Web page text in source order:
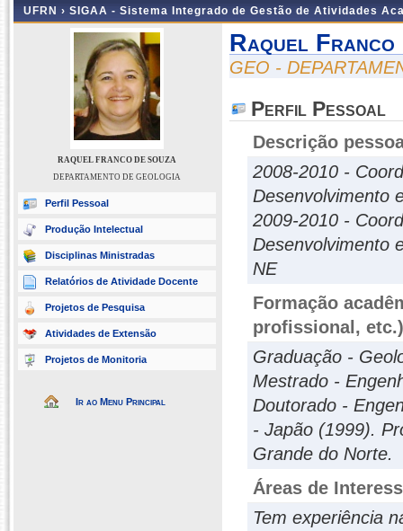
UFRN › SIGAA - Sistema Integrado de Gestão de Atividades
RAQUEL FRANCO DE SOUZA
DEPARTAMENTO DE GEOLOGIA
Perfil Pessoal
Produção Intelectual
Disciplinas Ministradas
Relatórios de Atividade Docente
Projetos de Pesquisa
Atividades de Extensão
Projetos de Monitoria
Ir ao Menu Principal
Raquel Franco
GEO -
Perfil Pessoal
Descrição
2008-2010 -
Desenvolvimento
2009-2010 -
Desenvolvimento
NE
Formação
profissional, etc.)
Graduação -
Mestrado -
Doutorado -
- Japão (1999).
Grande do Norte.
Áreas de
Tem experiência